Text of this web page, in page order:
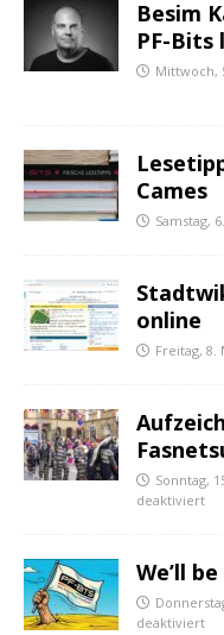
Besim
PF-
Mittwoch,
Cames
Samstag,
online
Freitag, 8.
Sonntag,
deaktiviert
We’ll
deaktiviert